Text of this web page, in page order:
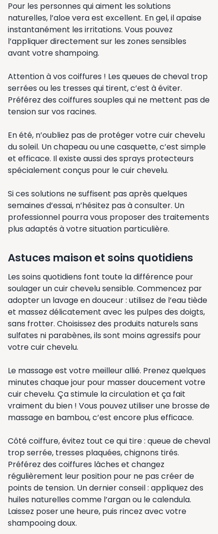
Pour les personnes qui aiment les solutions
naturelles, l’aloe vera est excellent. En gel, il apaise
instantanément les irritations. Vous pouvez
l’appliquer directement sur les zones sensibles
avant votre shampoing.
Attention à vos coiffures ! Les queues de cheval trop
serrées ou les tresses qui tirent, c’est à éviter.
Préférez des coiffures souples qui ne mettent pas de
tension sur vos racines.
En été, n’oubliez pas de protéger votre cuir chevelu
du soleil. Un chapeau ou une casquette, c’est simple
et efficace. Il existe aussi des sprays protecteurs
spécialement conçus pour le cuir chevelu.
Si ces solutions ne suffisent pas après quelques
semaines d’essai, n’hésitez pas à consulter. Un
professionnel pourra vous proposer des traitements
plus adaptés à votre situation particulière.
Astuces maison et soins quotidiens
Les soins quotidiens font toute la différence pour
soulager un cuir chevelu sensible. Commencez par
adopter un lavage en douceur : utilisez de l’eau tiède
et massez délicatement avec les pulpes des doigts,
sans frotter. Choisissez des produits naturels sans
sulfates ni parabènes, ils sont moins agressifs pour
votre cuir chevelu.
Le massage est votre meilleur allié. Prenez quelques
minutes chaque jour pour masser doucement votre
cuir chevelu. Ça stimule la circulation et ça fait
vraiment du bien ! Vous pouvez utiliser une brosse de
massage en bambou, c’est encore plus efficace.
Côté coiffure, évitez tout ce qui tire : queue de cheval
trop serrée, tresses plaquées, chignons tirés.
Préférez des coiffures lâches et changez
régulièrement leur position pour ne pas créer de
points de tension. Un dernier conseil : appliquez des
huiles naturelles comme l’argan ou le calendula.
Laissez poser une heure, puis rincez avec votre
shampooing doux.